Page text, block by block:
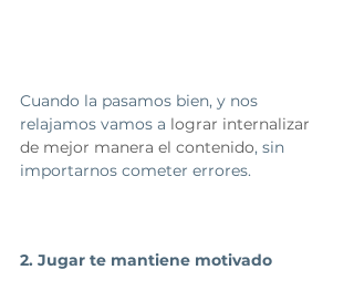
Cuando la pasamos bien, y nos
relajamos vamos a lograr internalizar
de mejor manera el contenido, sin
importarnos cometer errores.
2. Jugar te mantiene motivado